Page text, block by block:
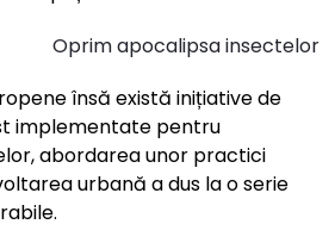
însă există inițiative de
implementate pentru
abordarea unor practici
urbană a dus la o serie